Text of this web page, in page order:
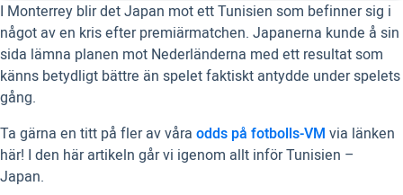
I Monterrey blir det Japan mot ett Tunisien som befinner sig i
något av en kris efter premiärmatchen. Japanerna kunde å sin
sida lämna planen mot Nederländerna med ett resultat som
känns betydligt bättre än spelet faktiskt antydde under spelets
gång.
Ta gärna en titt på fler av våra odds på fotbolls-VM via länken
här! I den här artikeln går vi igenom allt inför Tunisien –
Japan.